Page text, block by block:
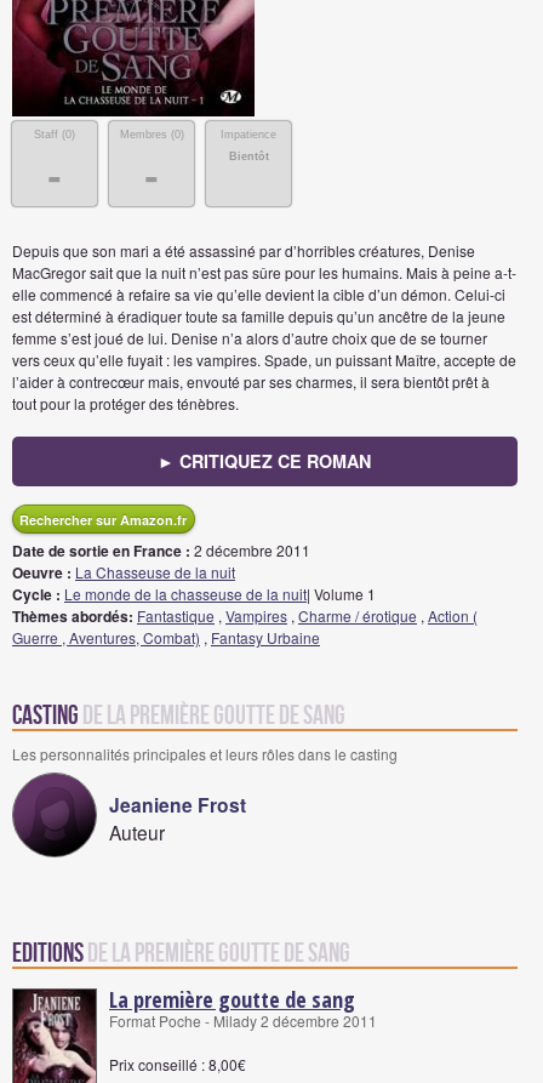
Staff (0)
-
Membres (0)
-
Impatience
Bientôt
Depuis que son mari a été assassiné par d’horribles créatures, Denise
MacGregor sait que la nuit n’est pas sûre pour les humains. Mais à peine a-t-
elle commencé à refaire sa vie qu’elle devient la cible d’un démon. Celui-ci
est déterminé à éradiquer toute sa famille depuis qu’un ancêtre de la jeune
femme s’est joué de lui. Denise n’a alors d’autre choix que de se tourner
vers ceux qu’elle fuyait : les vampires. Spade, un puissant Maître, accepte de
l’aider à contrecœur mais, envouté par ses charmes, il sera bientôt prêt à
tout pour la protéger des ténèbres.
► CRITIQUEZ CE ROMAN
Rechercher sur Amazon.fr
Date de sortie en France : 2 décembre 2011
Oeuvre : La Chasseuse de la nuit
Cycle : Le monde de la chasseuse de la nuit| Volume 1
Thèmes abordés: Fantastique , Vampires , Charme / érotique , Action (
Guerre , Aventures, Combat) , Fantasy Urbaine
Casting de La première goutte de sang
Les personnalités principales et leurs rôles dans le casting
Jeaniene Frost
Auteur
Editionsde La première goutte de sang
La première goutte de sang
Format Poche - Milady 2 décembre 2011
Prix conseillé : 8,00€